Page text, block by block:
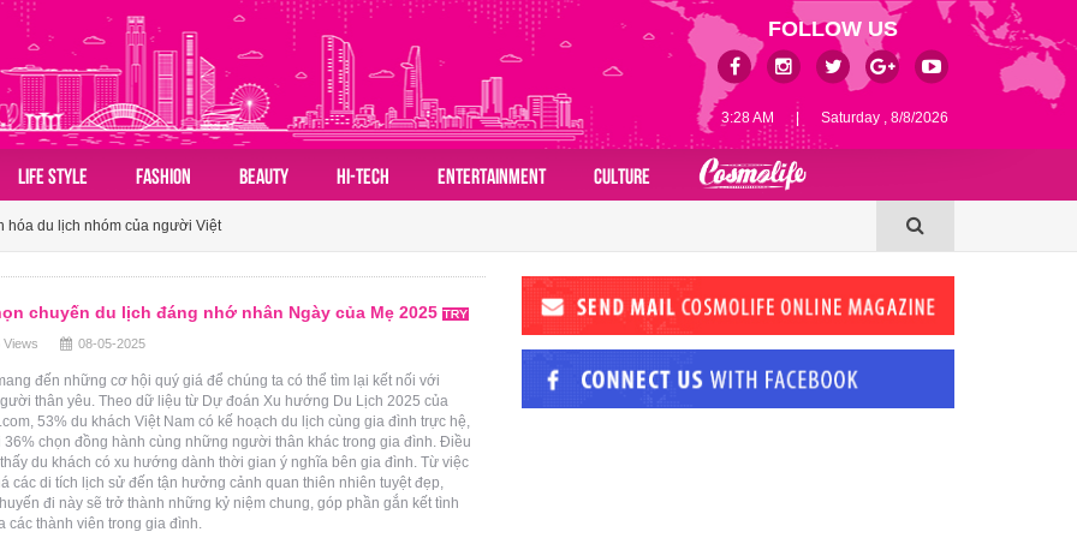
3:28 AM | Saturday , 8/8/2026
FOLLOW US
LIFE STYLE FASHION BEAUTY HI-TECH ENTERTAINMENT
CULTURE
du lịch mùa hè châu Á nhờ sức hút ngày càng lan rộng
tấm vé mở lối du lịch Việt
hóa du lịch nhóm của người Việt
du lịch mùa hè châu Á nhờ sức hút ngày càng lan rộng
tấm vé mở lối du lịch Việt
chuyến du lịch đáng nhớ nhân Ngày của Mẹ 2025
Views 08-05-2025
đến những cơ hội quý giá để chúng ta có thể tìm lại kết nối với
thân yêu. Theo dữ liệu từ Dự đoán Xu hướng Du Lịch 2025 của
53% du khách Việt Nam có kế hoạch du lịch cùng gia đình trực hệ,
36% chọn đồng hành cùng những người thân khác trong gia đình. Điều
du khách có xu hướng dành thời gian ý nghĩa bên gia đình. Từ việc
các di tích lịch sử đến tận hưởng cảnh quan thiên nhiên tuyệt đẹp,
đi này sẽ trở thành những kỷ niệm chung, góp phần gắn kết tình
các thành viên trong gia đình.